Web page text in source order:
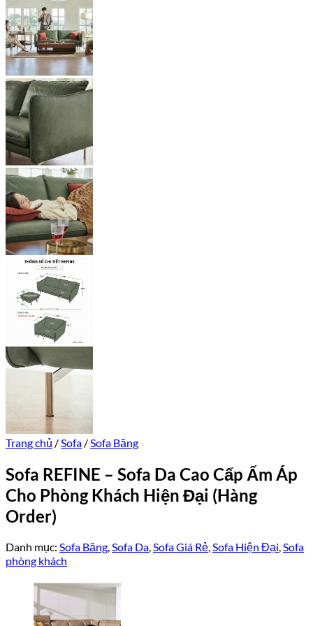
Trang chủ /Sofa /Sofa Băng
Sofa REFINE – Sofa Da Cao Cấp Ấm Áp
Cho Phòng Khách Hiện Đại (Hàng
Order)
Danh mục: Sofa Băng,Sofa Da,Sofa Giá Rẻ,Sofa Hiện Đại,Sofa
phòng khách